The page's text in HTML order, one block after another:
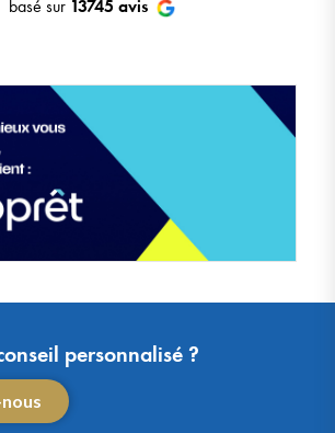
basé sur 13745 avis
personnalisé ?